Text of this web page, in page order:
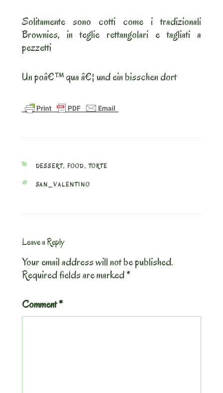
Solitamente sono cotti come i tradizionali
Brownies, in teglie rettangolari e tagliati a
pezzetti
Un poâ€™ qua â€¦ und ein bisschen dort
CATEGORIES
DESSERT, FOOD,TORTE
TAGS
SAN_VALENTINO
Leave a Reply
Your email address will not be published.
Required fields are marked*
Comment*